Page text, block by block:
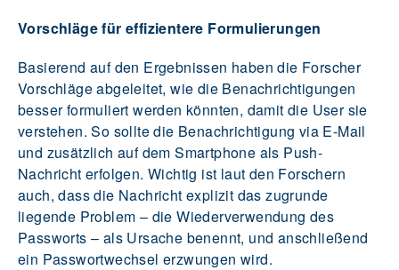
Vorschläge für effizientere Formulierungen
Basierend auf den Ergebnissen haben die Forscher
Vorschläge abgeleitet, wie die Benachrichtigungen
besser formuliert werden könnten, damit die User sie
verstehen. So sollte die Benachrichtigung via E-Mail
und zusätzlich auf dem Smartphone als Push-
Nachricht erfolgen. Wichtig ist laut den Forschern
auch, dass die Nachricht explizit das zugrunde
liegende Problem – die Wiederverwendung des
Passworts – als Ursache benennt, und anschließend
ein Passwortwechsel erzwungen wird.